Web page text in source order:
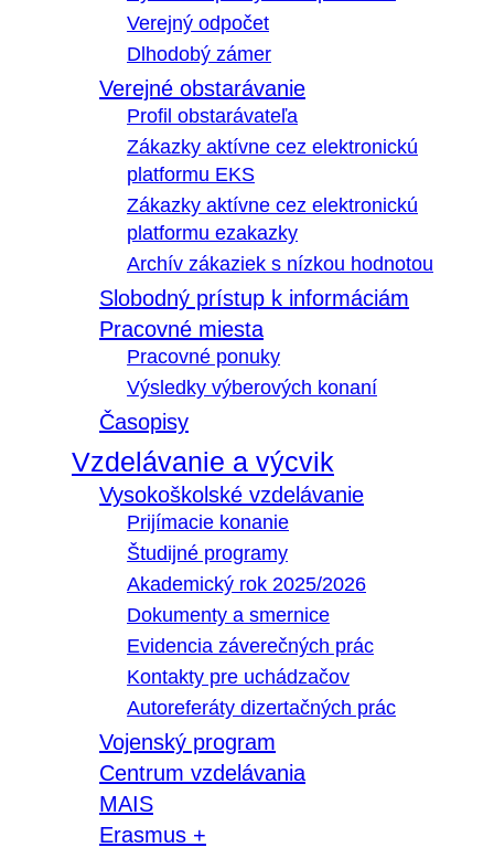
Verejný odpočet
Dlhodobý zámer
Verejné obstarávanie
Profil obstarávateľa
Zákazky aktívne cez elektronickú
platformu EKS
Zákazky aktívne cez elektronickú
platformu ezakazky
Archív zákaziek s nízkou hodnotou
Slobodný prístup k informáciám
Pracovné miesta
Pracovné ponuky
Výsledky výberových konaní
Časopisy
Vzdelávanie a výcvik
Vysokoškolské vzdelávanie
Prijímacie konanie
Študijné programy
Akademický rok 2025/2026
Dokumenty a smernice
Evidencia záverečných prác
Kontakty pre uchádzačov
Autoreferáty dizertačných prác
Vojenský program
Centrum vzdelávania
MAIS
Erasmus +